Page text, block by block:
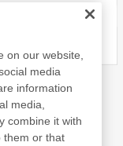
about Products
on our website,
media
information
media,
combine it with
them or that